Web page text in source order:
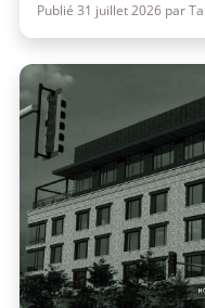
Publié 31 juillet 2026 par